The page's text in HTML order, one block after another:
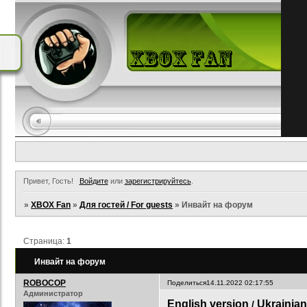
Привет, Гость! Войдитеили зарегистрируйтесь.
»XBOX Fan »Для гостей / For guests »Инвайт на форум
Инвайт на форум
Страница:1
Поделиться14.11.2022 02:17:55
ROBOCOP
Администратор
English version /